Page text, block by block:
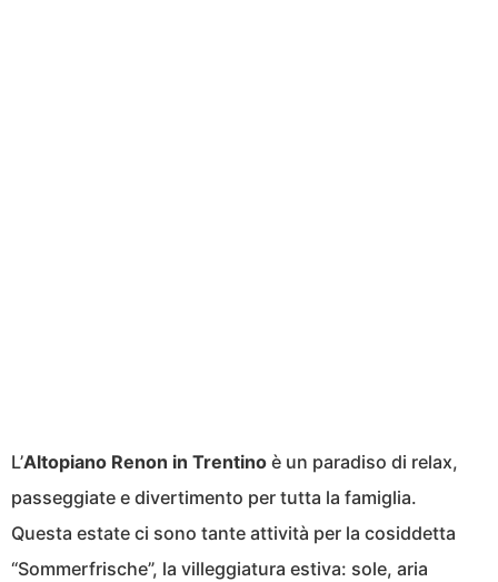
L’Altopiano Renon in Trentino è un paradiso di relax,
passeggiate e divertimento per tutta la famiglia.
Questa estate ci sono tante attività per la cosiddetta
“Sommerfrische”, la villeggiatura estiva: sole, aria